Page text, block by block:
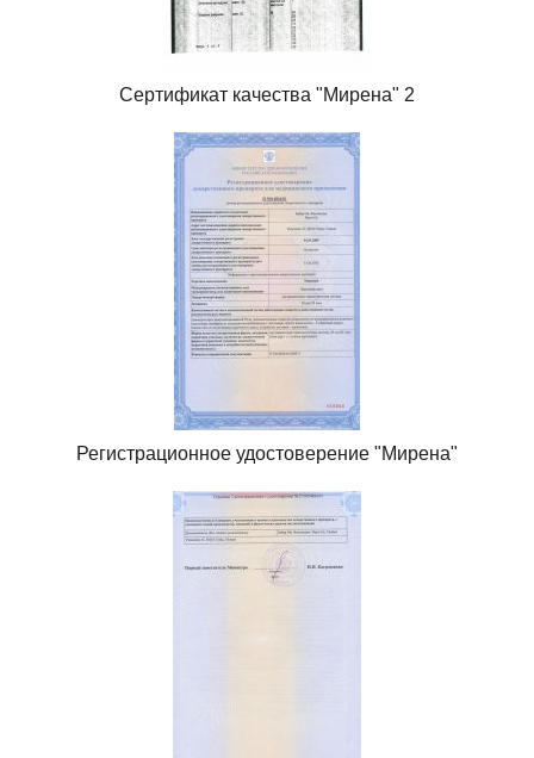
Сертификат качества "Мирена" 2
Регистрационное удостоверение "Мирена"